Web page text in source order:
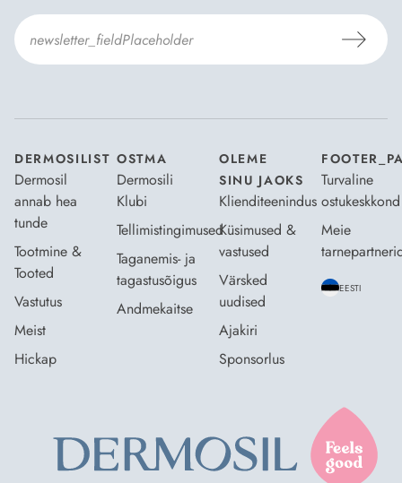
DERMOSILIST
Dermosil
annab hea
tunde
Tootmine &
Tooted
Vastutus
Meist
Hickap
OSTMA
Dermosili
Klubi
Tellimistingimused
Taganemis- ja
tagastusõigus
Andmekaitse
OLEME
SINU JAOKS
Klienditeenindus
Küsimused &
vastused
Värsked
uudised
Ajakiri
Sponsorlus
Turvaline
ostukeskkond
Meie
EESTI